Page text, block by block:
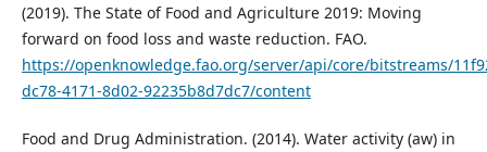
(2019). The State of Food and Agriculture 2019: Moving
forward on food loss and waste reduction. FAO.
https://openknowledge.fao.org/server/api/core/bitstreams/
dc78-4171-8d02-92235b8d7dc7/content
Food and Drug Administration. (2014). Water activity (aw) in